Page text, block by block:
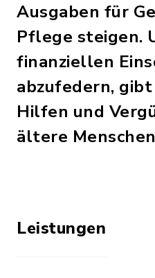
Ausgaben für
Pflege steigen.
finanziellen
abzufedern,
Hilfen und
ältere
Leistungen